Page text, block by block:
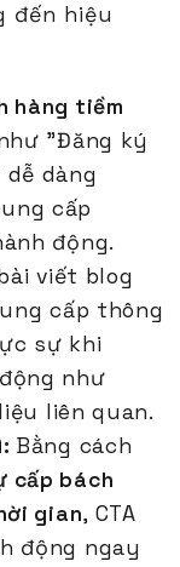
đến hiệu
hàng tiềm
"Đăng ký
dàng
cấp
động.
viết blog
cấp thông
sự khi
như
liên quan.
Bằng cách
cấp bách
gian, CTA
động ngay